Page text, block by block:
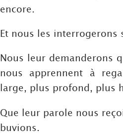
encore.
Et nous les interrogerons
Nous leur demanderons
nous apprennent à
large, plus profond, plus
Que leur parole nous
buvions.